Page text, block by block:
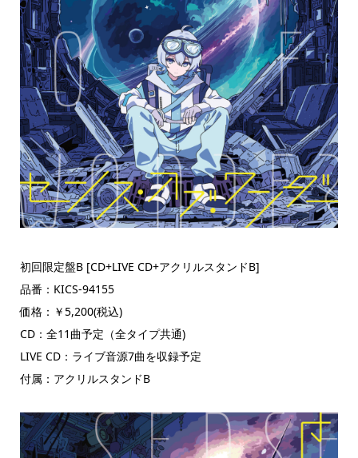
初回限定盤B [CD+LIVE CD+アクリルスタンドB]
品番：KICS-94155
価格：￥5,200(税込)
CD：全11曲予定（全タイプ共通)
LIVE CD：ライブ音源7曲を収録予定
付属：アクリルスタンドB